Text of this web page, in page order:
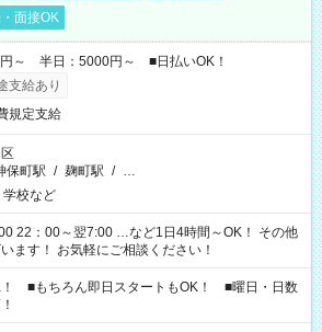
面接OK
円～ 半日：5000円～ ■日払いOK！
支給あり
規定支給
保町駅 / 麹町駅 / …
学校など
22：00～翌7:00 …など1日4時間～OK！ その他
ます！ お気軽にご相談ください！
！ ■もちろん即日スタートもOK！ ■曜日・日数